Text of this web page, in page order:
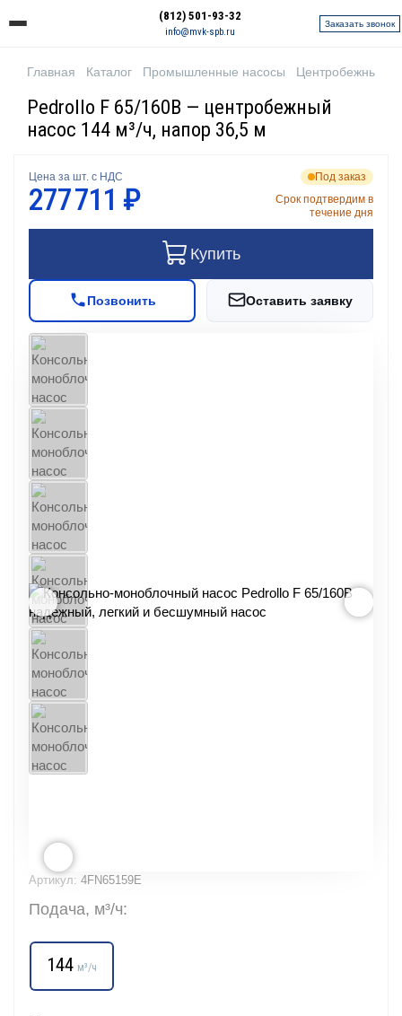
(812) 501-93-32
info@mvk-spb.ru
Заказать звонок
Главная Каталог Промышленные насосы Центробежные
Pedrollo F 65/160B — центробежный
насос 144 м³/ч, напор 36,5 м
Артикул: 4FN65159E
Подача, м³/ч:
144 м³/ч
Цена за шт. с НДС
277 711 ₽
Под заказ
Срок подтвердим в
течение дня
Купить
Позвонить Оставить заявку